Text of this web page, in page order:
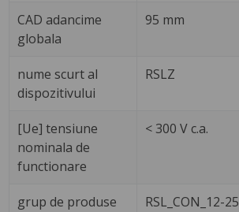
CAD adancime
globala
95 mm
nume scurt al
dispozitivului
RSLZ
[Ue] tensiune
nominala de
functionare
< 300 V c.a.
grup de produse RSL_CON_12-25